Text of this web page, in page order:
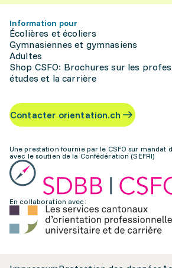
Information pour
Écolières et écoliers
Gymnasiennes et gymnasiens
Adultes
Shop CSFO: Brochures sur les
études et la carrière
Contacter orientation.ch
Une prestation fournie par le CSFO sur mandat
avec le soutien de la Confédération (SEFRI)
En collaboration avec: